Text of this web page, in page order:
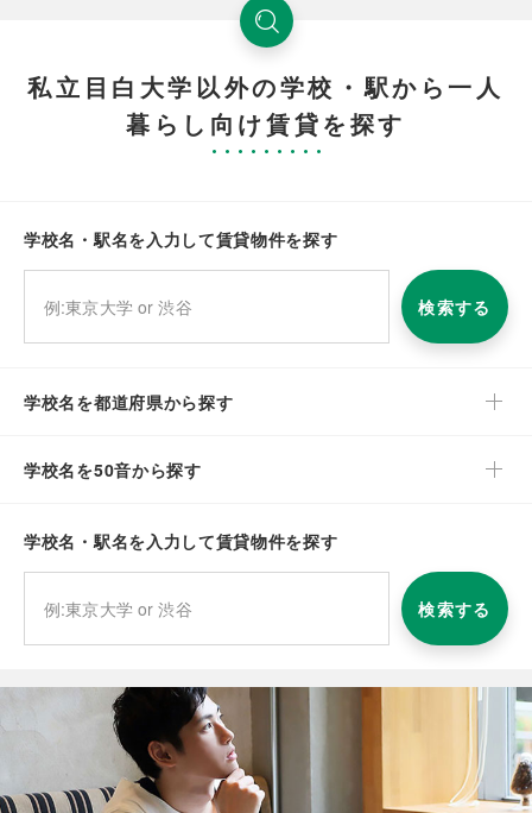
私立目白大学以外の学校・駅から一人
暮らし向け賃貸を探す
学校名・駅名を入力して賃貸物件を探す
検索する
学校名を都道府県から探す
学校名を50音から探す
学校名・駅名を入力して賃貸物件を探す
検索する